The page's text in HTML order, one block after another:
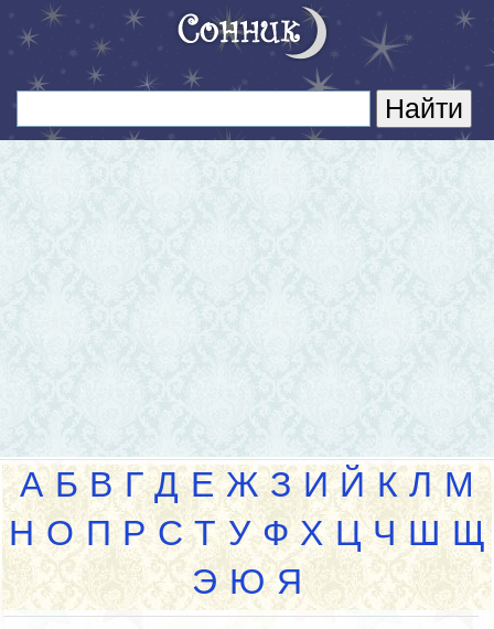
А Б В Г Д Е Ж З И Й К Л М
Н О П Р С Т У Ф Х Ц Ч Ш Щ
Э Ю Я